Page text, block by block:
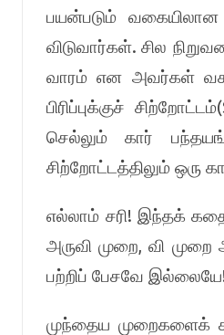
பயன்படும்
விடுவார்கள்.சில
வாரம் என அவர்கள்
பிரிப்புக்குச் சிற்றோட்டம்
செல்லும் கார்
சிற்றோட்டத்திலும் ஒரு
எல்லாம் சரி! இந்தக்
அருவி முறை,வி முறை
பற்றிப் பேசவே இல்லையே
முந்தைய முறைகளைக்